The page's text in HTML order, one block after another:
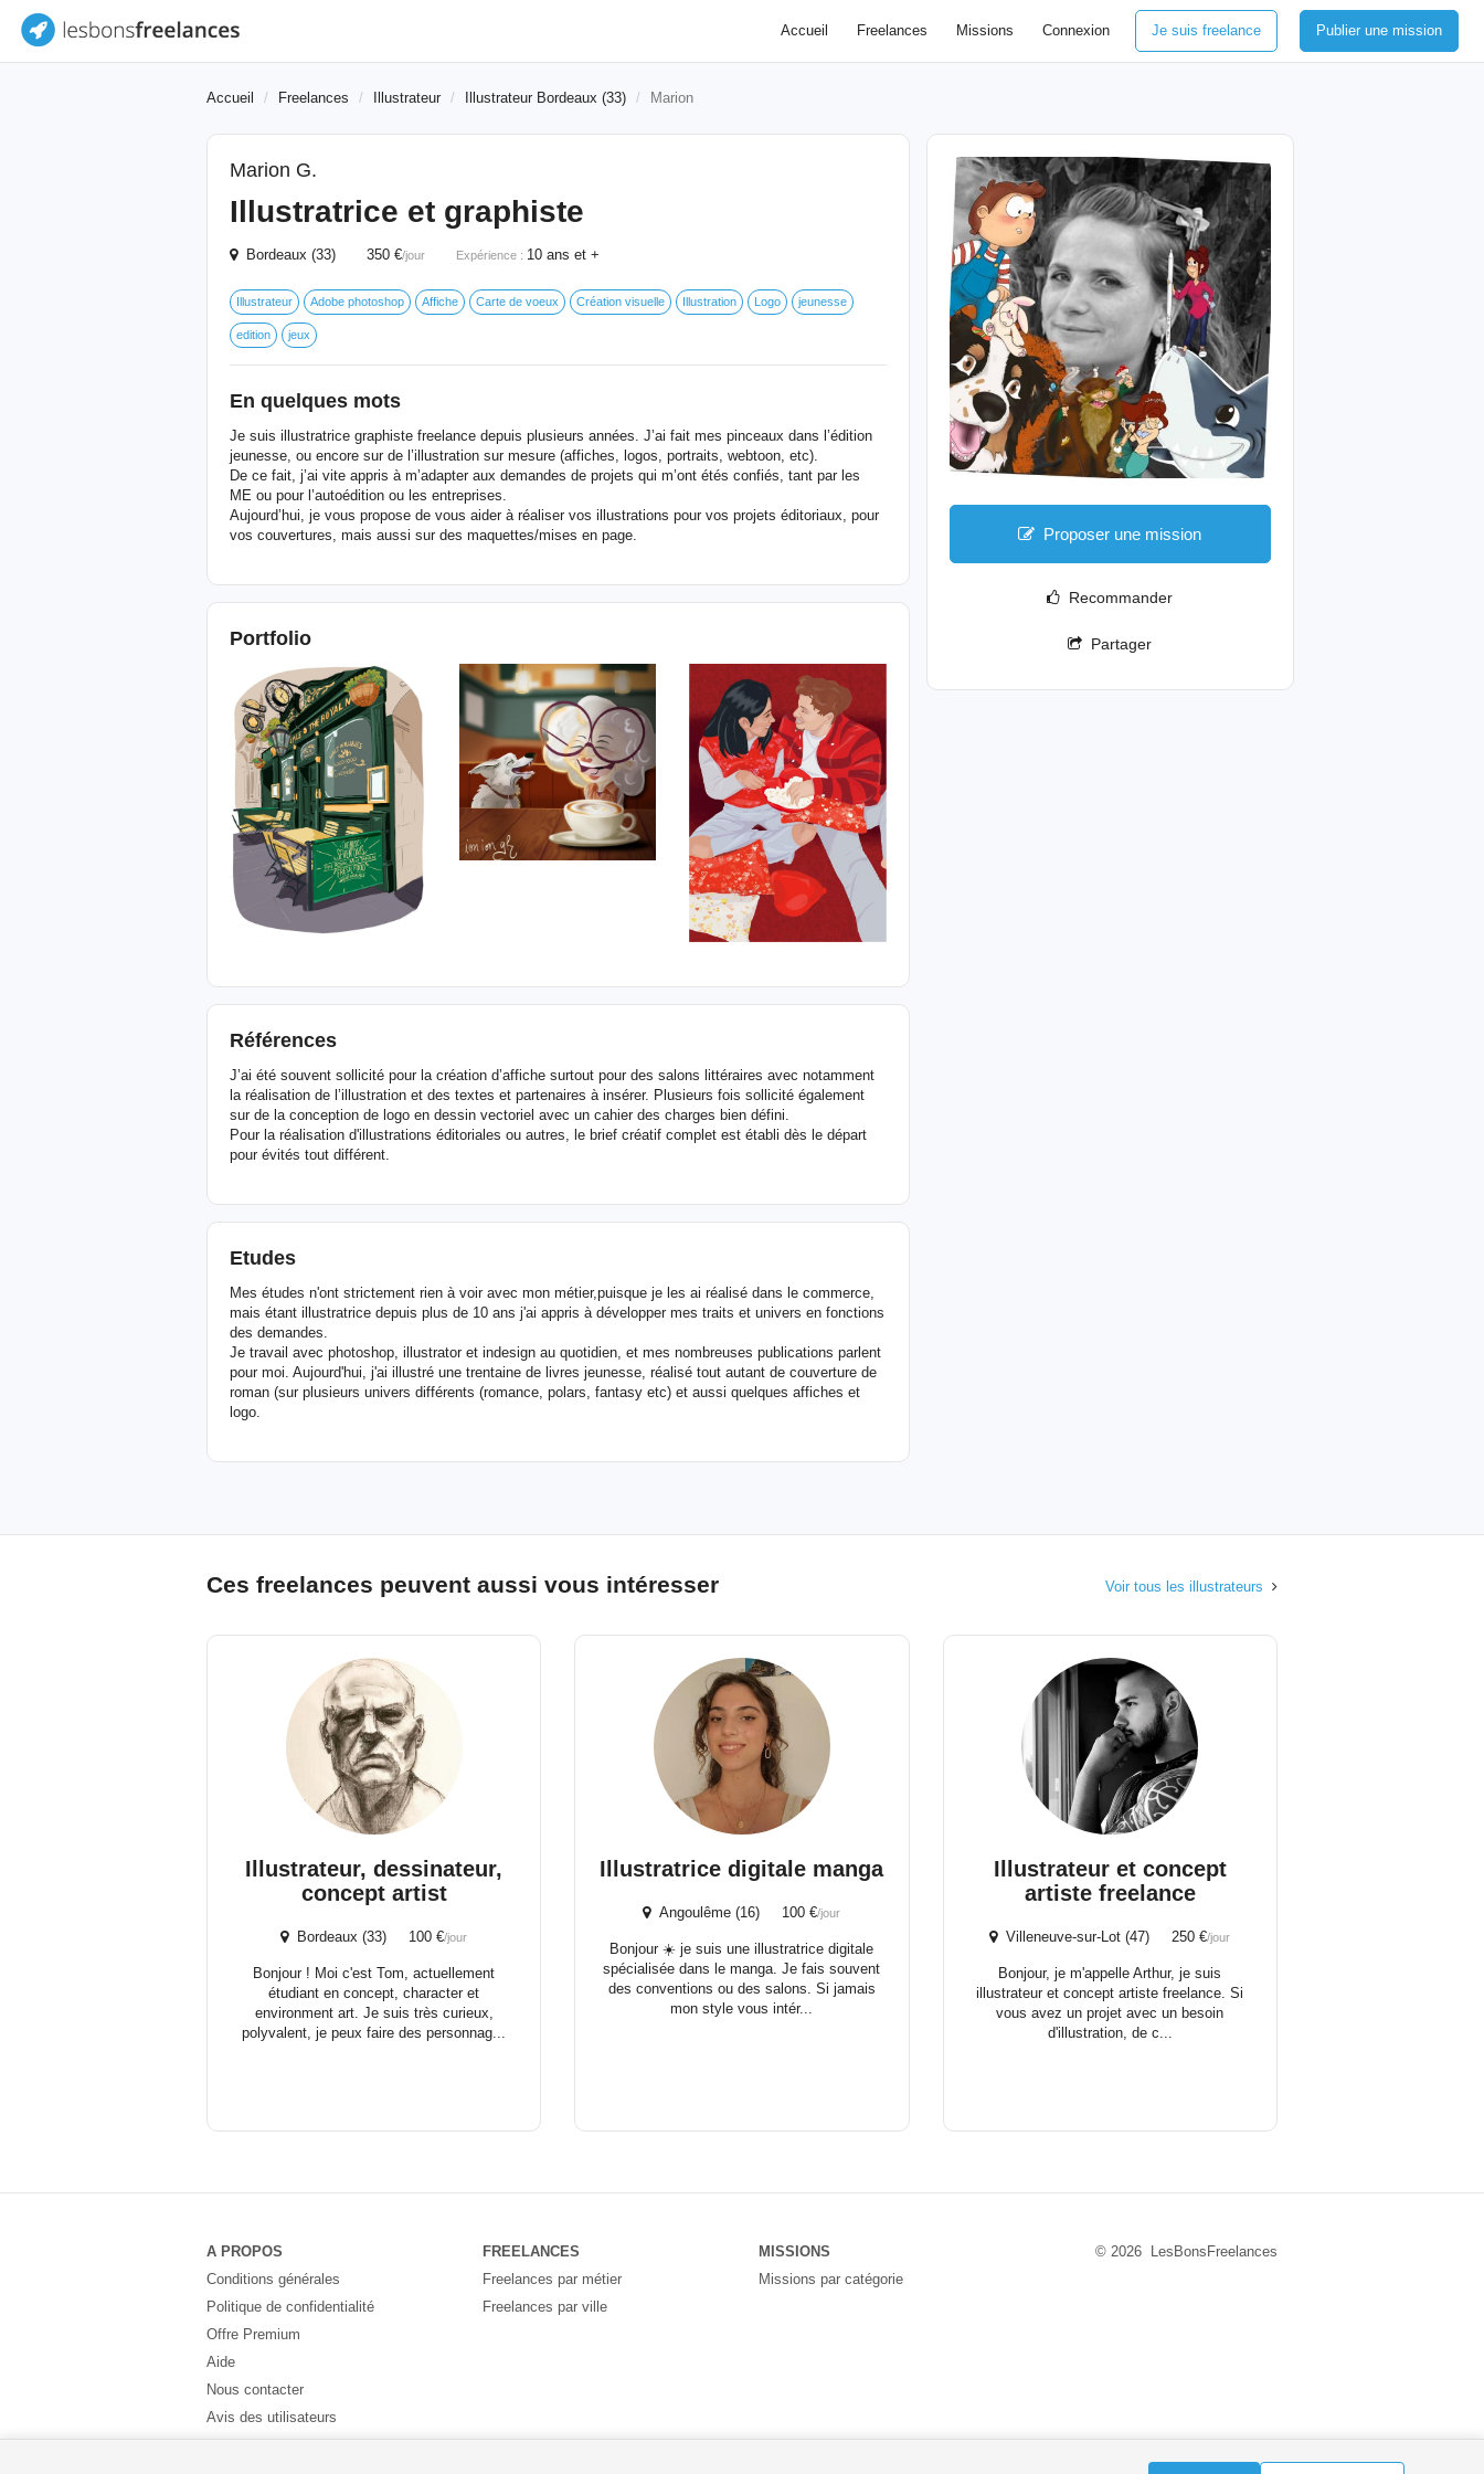
Accueil Freelances Missions Connexion Je suis freelance Publier une mission
Accueil Freelances Illustrateur Illustrateur Bordeaux (33) Marion
Marion G.
Illustratrice et graphiste
Bordeaux (33) 350 €/jour Expérience : 10 ans et +
Illustrateur Adobe photoshop Affiche Carte de voeux Création visuelle Illustration Logo jeunesse
edition jeux
En quelques mots
Je suis illustratrice graphiste freelance depuis plusieurs années. J’ai fait mes pinceaux dans l’édition
jeunesse, ou encore sur de l’illustration sur mesure (affiches, logos, portraits, webtoon, etc).
De ce fait, j’ai vite appris à m’adapter aux demandes de projets qui m’ont étés confiés, tant par les
ME ou pour l’autoédition ou les entreprises.
Aujourd’hui, je vous propose de vous aider à réaliser vos illustrations pour vos projets éditoriaux, pour
vos couvertures, mais aussi sur des maquettes/mises en page.
Portfolio
Références
J’ai été souvent sollicité pour la création d’affiche surtout pour des salons littéraires avec notamment
la réalisation de l’illustration et des textes et partenaires à insérer. Plusieurs fois sollicité également
sur de la conception de logo en dessin vectoriel avec un cahier des charges bien défini.
Pour la réalisation d'illustrations éditoriales ou autres, le brief créatif complet est établi dès le départ
pour évités tout différent.
Etudes
Mes études n'ont strictement rien à voir avec mon métier,puisque je les ai réalisé dans le commerce,
mais étant illustratrice depuis plus de 10 ans j'ai appris à développer mes traits et univers en fonctions
des demandes.
Je travail avec photoshop, illustrator et indesign au quotidien, et mes nombreuses publications parlent
pour moi. Aujourd'hui, j'ai illustré une trentaine de livres jeunesse, réalisé tout autant de couverture de
roman (sur plusieurs univers différents (romance, polars, fantasy etc) et aussi quelques affiches et
logo.
Proposer une mission
Recommander
Partager
Ces freelances peuvent aussi vous intéresser Voir tous les illustrateurs
Illustrateur, dessinateur,
concept artist
Bordeaux (33) 100 €/jour
Bonjour ! Moi c'est Tom, actuellement
étudiant en concept, character et
environment art. Je suis très curieux,
polyvalent, je peux faire des personnag...
Illustratrice digitale manga
Angoulême (16) 100 €/jour
Bonjour ☀️ je suis une illustratrice digitale
spécialisée dans le manga. Je fais souvent
des conventions ou des salons. Si jamais
mon style vous intér...
Illustrateur et concept
artiste freelance
Villeneuve-sur-Lot (47) 250 €/jour
Bonjour, je m'appelle Arthur, je suis
illustrateur et concept artiste freelance. Si
vous avez un projet avec un besoin
d'illustration, de c...
A PROPOS
Conditions générales
Politique de confidentialité
Offre Premium
Aide
Nous contacter
Avis des utilisateurs
Partenaires
FREELANCES
Freelances par métier
Freelances par ville
MISSIONS
Missions par catégorie
© 2026 LesBonsFreelances